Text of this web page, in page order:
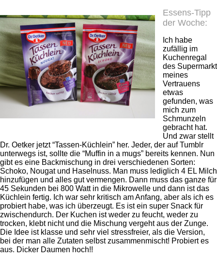
Essens-Tipp
der Woche:
Ich habe
zufällig im
Kuchenregal
des Supermarkt
meines
Vertrauens
etwas
gefunden, was
mich zum
Schmunzeln
gebracht hat.
Und zwar stellt
Dr. Oetker jetzt “Tassen-Küchlein” her. Jeder, der auf Tumblr
unterwegs ist, sollte die “Muffin in a mugs” bereits kennen. Nun
gibt es eine Backmischung in drei verschiedenen Sorten:
Schoko, Nougat und Haselnuss. Man muss lediglich 4 EL Milch
hinzufügen und alles gut vermengen. Dann muss das ganze für
45 Sekunden bei 800 Watt in die Mikrowelle und dann ist das
Küchlein fertig. Ich war sehr kritisch am Anfang, aber als ich es
probiert habe, was ich überzeugt. Es ist ein super Snack für
zwischendurch. Der Kuchen ist weder zu feucht, weder zu
trocken, klebt nicht und die Mischung vergeht aus der Zunge.
Die Idee ist klasse und sehr viel stressfreier, als die Version,
bei der man alle Zutaten selbst zusammenmischt! Probiert es
aus. Dicker Daumen hoch!!